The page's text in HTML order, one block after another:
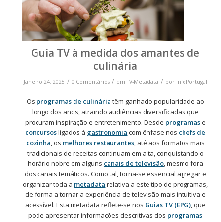
Guia TV à medida dos amantes de
culinária
Janeiro 24, 2025 / 0 Comentários / emTV-Metadata / por InfoPortugal
Os programas de culinária têm ganhado popularidade ao
longo dos anos, atraindo audiências diversificadas que
procuram inspiração e entretenimento. Desde programase
concursosligados à gastronomia com ênfase nos chefs de
cozinha, os melhores restaurantes, até aos formatos mais
tradicionais de receitas continuam em alta, conquistando o
horário nobre em alguns canais de televisão, mesmo fora
dos canais temáticos. Como tal, torna-se essencial agregar e
organizar toda a metadata relativa a este tipo de programas,
de forma a tornar a experiência de televisão mais intuitiva e
acessível. Esta metadata reflete-se nos Guias TV (EPG), que
pode apresentar informações descritivas dos programas